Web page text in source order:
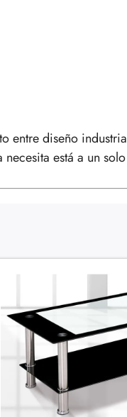
entre diseño
está a un